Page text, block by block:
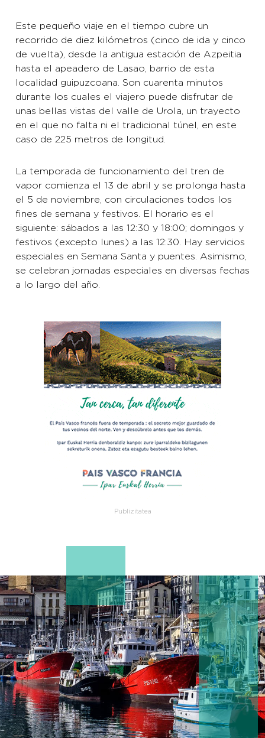
Este pequeño viaje en el tiempo cubre un
recorrido de diez kilómetros (cinco de ida y cinco
de vuelta), desde la antigua estación de Azpeitia
hasta el apeadero de Lasao, barrio de esta
localidad guipuzcoana. Son cuarenta minutos
durante los cuales el viajero puede disfrutar de
unas bellas vistas del valle de Urola, un trayecto
en el que no falta ni el tradicional túnel, en este
caso de 225 metros de longitud.
La temporada de funcionamiento del tren de
vapor comienza el 13 de abril y se prolonga hasta
el 5 de noviembre, con circulaciones todos los
fines de semana y festivos. El horario es el
siguiente: sábados a las 12:30 y 18:00; domingos y
festivos (excepto lunes) a las 12:30. Hay servicios
especiales en Semana Santa y puentes. Asimismo,
se celebran jornadas especiales en diversas fechas
a lo largo del año.
Publizitatea